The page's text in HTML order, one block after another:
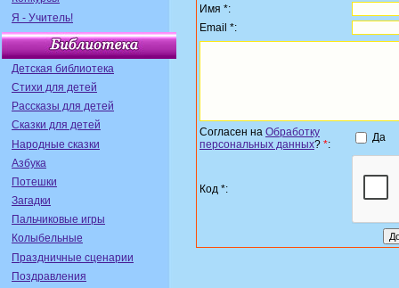
Я - Учитель!
Детская библиотека
Стихи для детей
Рассказы для детей
Сказки для детей
Народные сказки
Азбука
Потешки
Загадки
Пальчиковые игры
Колыбельные
Праздничные сценарии
Поздравления
Имя *:
Email *:
Согласен на Обработку
персональных данных? *:
Да
Код *: